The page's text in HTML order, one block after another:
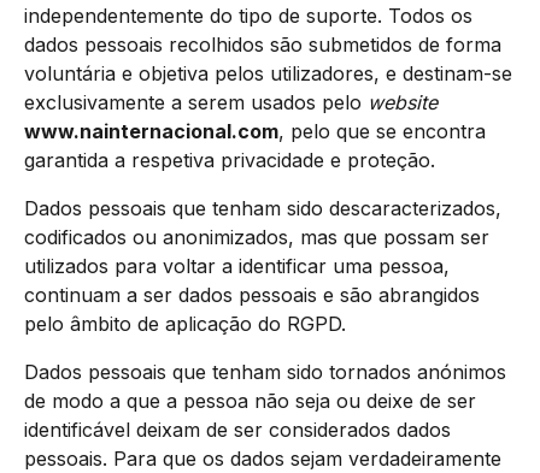
independentemente do tipo de suporte. Todos os
dados pessoais recolhidos são submetidos de forma
voluntária e objetiva pelos utilizadores, e destinam-se
exclusivamente a serem usados pelo website
www.nainternacional.com, pelo que se encontra
garantida a respetiva privacidade e proteção.
Dados pessoais que tenham sido descaracterizados,
codificados ou anonimizados, mas que possam ser
utilizados para voltar a identificar uma pessoa,
continuam a ser dados pessoais e são abrangidos
pelo âmbito de aplicação do RGPD.
Dados pessoais que tenham sido tornados anónimos
de modo a que a pessoa não seja ou deixe de ser
identificável deixam de ser considerados dados
pessoais. Para que os dados sejam verdadeiramente